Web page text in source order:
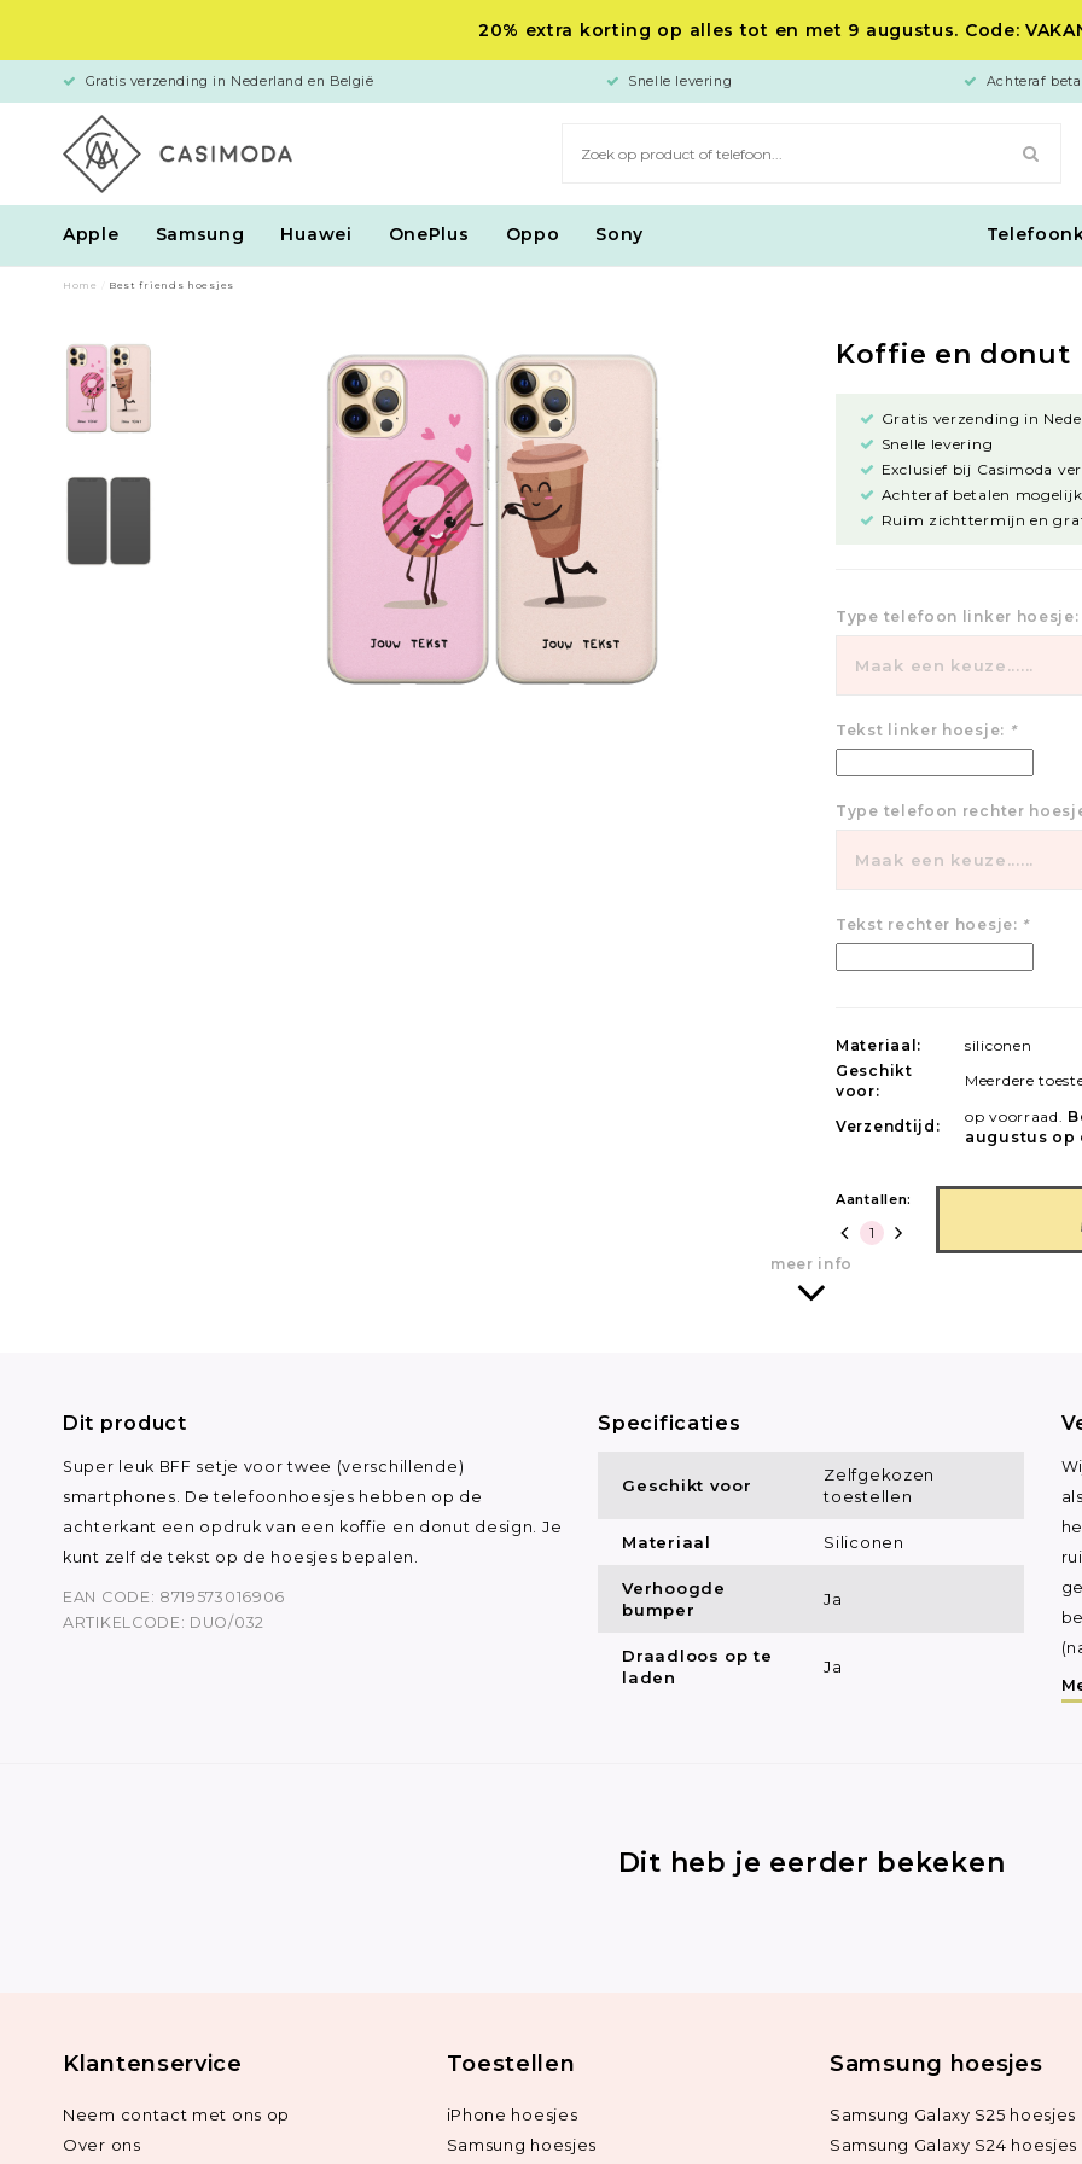
20% extra korting op alles tot en met 9 augustus. Code:
Gratis verzending in Nederland en België Snelle levering Achteraf
Apple Samsung Huawei OnePlus Oppo Sony
Home Best friends hoesjes
Koffie en donut
Gratis verzending in
Snelle levering
Exclusief bij Casimoda
Achteraf betalen
Ruim zichttermijn en
Type telefoon linker hoesje:
Maak een keuze......
Tekst linker hoesje: *
Type telefoon rechter
Maak een keuze......
Tekst rechter hoesje: *
Materiaal:
siliconen
Geschikt
voor:
Meerdere
Verzendtijd:
op voorraad.
augustus op
Aantallen:
meer info
Dit product
Super leuk BFF setje voor twee (verschillende)
smartphones. De telefoonhoesjes hebben op de
achterkant een opdruk van een koffie en donut design. Je
kunt zelf de tekst op de hoesjes bepalen.
EAN CODE: 8719573016906
ARTIKELCODE: DUO/032
Specificaties
Geschikt voor
Zelfgekozen
toestellen
Materiaal Siliconen
Verhoogde
bumper
Ja
Draadloos op te
laden
Ja
Dit heb je eerder bekeken
Klantenservice
Neem contact met ons op
Over ons
Toestellen
iPhone hoesjes
Samsung hoesjes
Samsung hoesjes
Samsung Galaxy S25 hoesjes
Samsung Galaxy S24 hoesjes